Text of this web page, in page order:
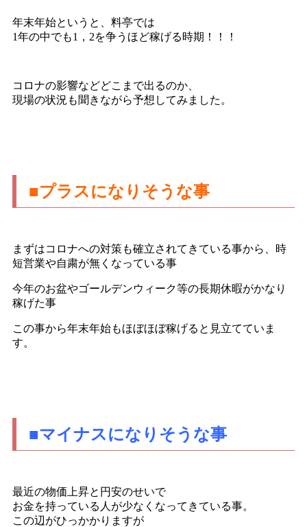
年末年始というと、料亭では
1年の中でも1，2を争うほど稼げる時期！！！
コロナの影響などどこまで出るのか、
現場の状況も聞きながら予想してみました。
■プラスになりそうな事
まずはコロナへの対策も確立されてきている事から、時
短営業や自粛が無くなっている事
今年のお盆やゴールデンウィーク等の長期休暇がかなり
稼げた事
この事から年末年始もほぼほぼ稼げると見立てていま
す。
■マイナスになりそうな事
最近の物価上昇と円安のせいで
お金を持っている人が少なくなってきている事。
この辺がひっかかりますが